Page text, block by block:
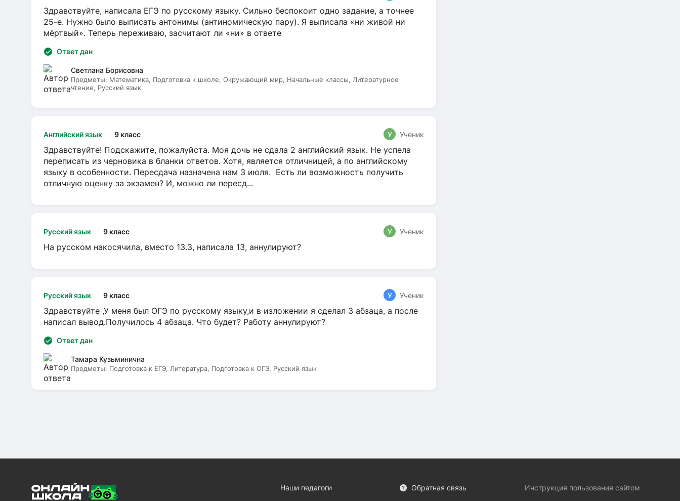
Здравствуйте, написала ЕГЭ по русскому языку. Сильно беспокоит одно задание, а точнее
25-е. Нужно было выписать антонимы (антиномическую пару). Я выписала «ни живой ни
мёртвый». Теперь переживаю, засчитают ли «ни» в ответе
Ответ дан
Светлана Борисовна
Предметы: Математика, Подготовка к школе, Окружающий мир, Начальные классы, Литературное
чтение, Русский язык
Английский язык 9 класс У Ученик
Здравствуйте! Подскажите, пожалуйста. Моя дочь не сдала 2 английский язык. Не успела
переписать из черновика в бланки ответов. Хотя, является отличницей, а по английскому
языку в особенности. Пересдача назначена нам 3 июля. Есть ли возможность получить
отличную оценку за экзамен? И, можно ли пересд...
Русский язык 9 класс У Ученик
На русском накосячила, вместо 13.3, написала 13, аннулируют?
Русский язык 9 класс У Ученик
Здравствуйте ,У меня был ОГЭ по русскому языку,и в изложении я сделал 3 абзаца, а после
написал вывод.Получилось 4 абзаца. Что будет? Работу аннулируют?
Ответ дан
Тамара Кузьминична
Предметы: Подготовка к ЕГЭ, Литература, Подготовка к ОГЭ, Русский язык
Наши педагоги Обратная связь Инструкция пользования сайтом